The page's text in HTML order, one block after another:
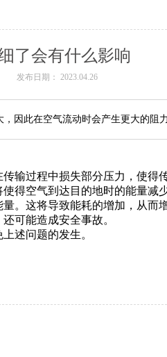
了会有什么影响
发布日期： 2023.04.26
因此在空气流动时会产生更大的阻
输过程中损失部分压力，使得
得空气到达目的地时的能量减
。这将导致能耗的增加，从而
可能造成安全事故。
述问题的发生。